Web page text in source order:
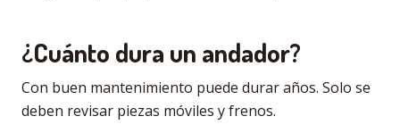
¿Cuánto dura un andador?
Con buen mantenimiento puede durar años. Solo se
deben revisar piezas móviles y frenos.